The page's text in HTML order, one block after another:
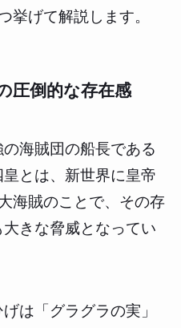
挙げて解説します。
圧倒的な存在感
海賊団の船長である
皇とは、新世界に皇帝
海賊のことで、その存
きな脅威となってい
は「グラグラの実」